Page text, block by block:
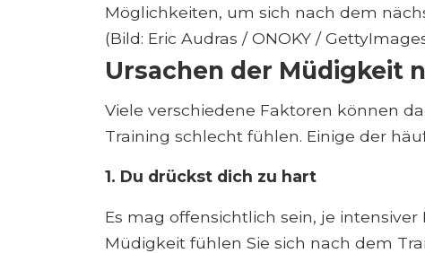
Möglichkeiten, um sich nach dem
(Bild: Eric Audras / ONOKY /
Ursachen der Müdigkeit
Viele verschiedene Faktoren können
Training schlecht fühlen. Einige der
1. Du drückst dich zu hart
Es mag offensichtlich sein, je
Müdigkeit fühlen Sie sich nach dem